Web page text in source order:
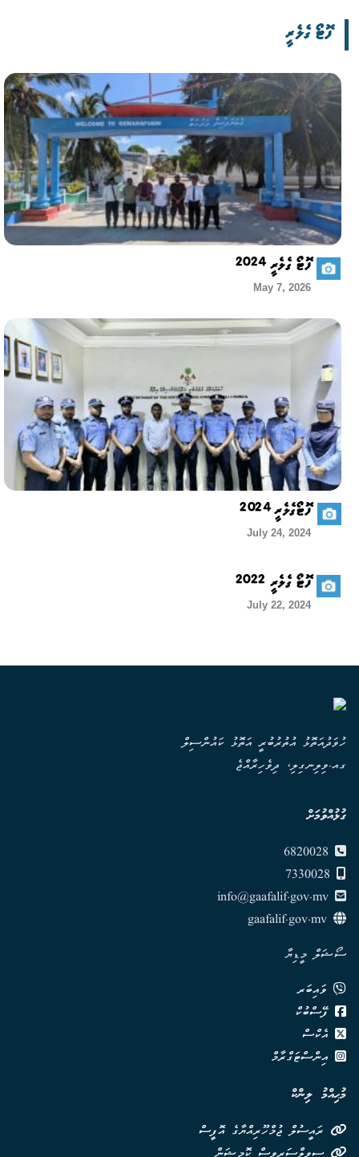
ފޮޓޯ ގެލެރީ
ފޮޓޯ ގެލެރީ 2024
May 7, 2026
ފޮޓޯގެލެރީ 2024
July 24, 2024
ފޮޓޯ ގެލެރީ 2022
July 22, 2024
ހުވަދުއަތޮޅު އުތުރުބުރީ އަތޮޅު ކައުންސިލް
ގއ.ވިލިނގިލި، ދިވެހިރާއްޖެ
ގުޅުއްވުމަށް
info@gaafalif.gov.mv
ސޯޝަލް މީޑިޔާ
ވައިބަރ
ފޭސްބުކް
އެކްސް
އިންސްޓަގްރާމް
މުޙިއްމު ލިންކް
ރައީސުލް ޖުމްހޫރިއްޔާގެ އޮފީސް